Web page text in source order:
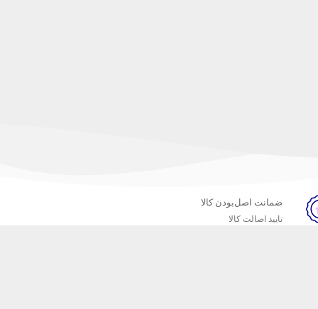
ضمانت اصل‌بودن کالا
تایید اصالت کالا